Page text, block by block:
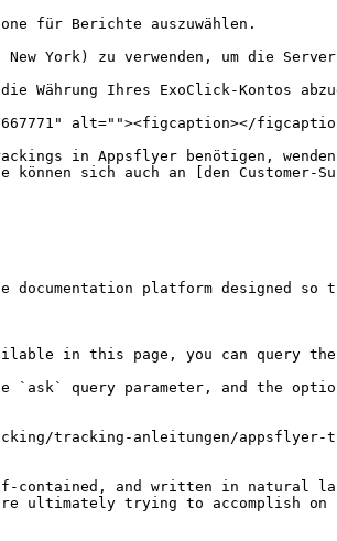
für Berichte auszuwählen.
York) zu verwenden, um die
Währung Ihres ExoClick-Kontos
alt=""><figcaption></
in Appsflyer benötigen,
sich auch an [den Customer-
platform designed so
in this page, you can query the
`ask` query parameter, and the
tracking-anleitungen/appsflyer-
and written in natural
ultimately trying to accomplish